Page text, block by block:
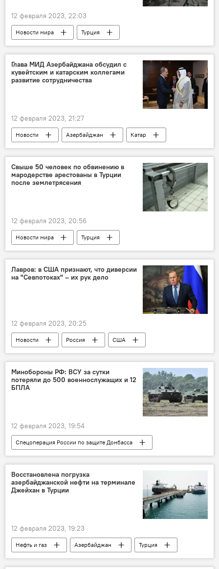
12 февраля 2023, 22:03
Новости мира
Турция
землетрясение
Мечеть
разрушение
Глава МИД Азербайджана обсудил с
кувейтским и катарским коллегами
развитие сотрудничества
12 февраля 2023, 21:27
Новости Азербайджан
Катар
Кувейт
Джейхун Байрамов Египет
Свыше 50 человек по обвинению в
мародерстве арестованы в Турции
после землетрясения
12 февраля 2023, 20:56
Новости мира
Турция
землетрясение
арест
Бекир Боздаг
Министерство юстиции Турции
Лавров: в США признают, что диверсии
на "Севпотоках" – их рук дело
12 февраля 2023, 20:25
Новости Россия
США
Германия
энергетика
Северный поток-2
теракт
Политика
Сергей Лавров
Минобороны РФ: ВСУ за сутки
потеряли до 500 военнослужащих и 12
БПЛА
12 февраля 2023, 19:54
Спецоперация России по защите Донбасса
Россия
СВО
БПЛА
Артиллерия
ВСУ
склады
Восстановлена погрузка
азербайджанской нефти на терминале
Джейхан в Турции
12 февраля 2023, 19:23
Нефть и газ Азербайджан
Турция
Экономика
БТД Джейхан